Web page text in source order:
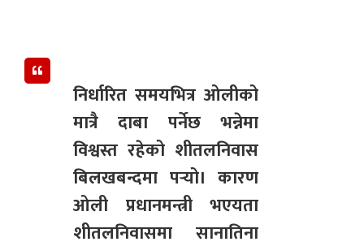
निर्धारित समयभित्र ओलीको
मात्रै दाबा पर्नेछ भन्नेमा
विश्वस्त रहेको शीतलनिवास
बिलखबन्दमा पर्‍यो। कारण
ओली प्रधानमन्त्री भएयता
शीतलनिवासमा सानातिना